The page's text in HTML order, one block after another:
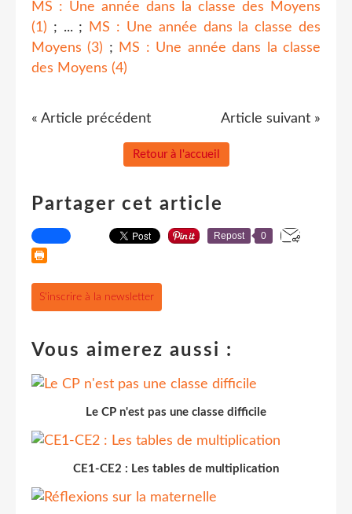
MS : Une année dans la classe des Moyens
(1) ; ... ;
MS : Une année dans la classe des
Moyens (3) ;
MS : Une année dans la classe
des Moyens (4)
« Article précédent Article suivant »
Retour à l'accueil
Partager cet article
Repost 0
S'inscrire à la newsletter
Vous aimerez aussi :
Le CP n'est pas une classe difficile
CE1-CE2 : Les tables de multiplication